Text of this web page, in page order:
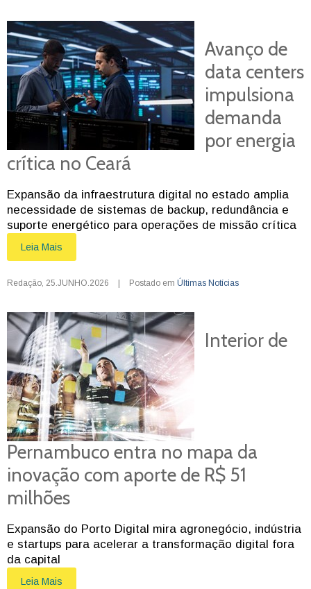
Avanço de
data centers
impulsiona
demanda
por energia
crítica no Ceará
Expansão da infraestrutura digital no estado amplia
necessidade de sistemas de backup, redundância e
suporte energético para operações de missão crítica
Leia Mais
Redação 25.JUNHO.2026 | Postado em Últimas Notícias
Interior de
Pernambuco entra no mapa da
inovação com aporte de R$ 51
milhões
Expansão do Porto Digital mira agronegócio, indústria
e startups para acelerar a transformação digital fora
da capital
Leia Mais